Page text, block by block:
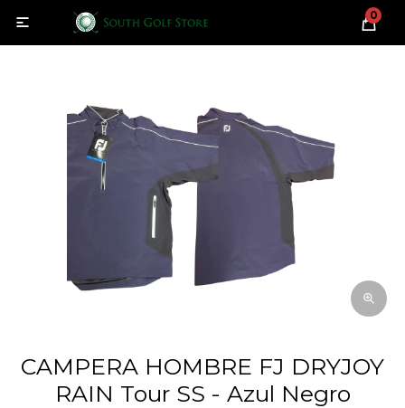
0

CAMPERA HOMBRE FJ DRYJOY
RAIN Tour SS - Azul Negro